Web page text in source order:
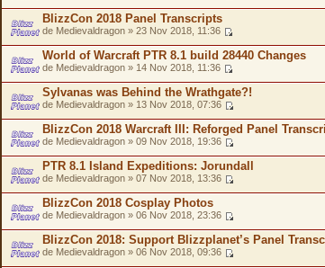
BlizzCon 2018 Panel Transcripts
de Medievaldragon » 23 Nov 2018, 11:36
World of Warcraft PTR 8.1 build 28440 Changes
de Medievaldragon » 14 Nov 2018, 11:36
Sylvanas was Behind the Wrathgate?!
de Medievaldragon » 13 Nov 2018, 07:36
BlizzCon 2018 Warcraft III: Reforged Panel
de Medievaldragon » 09 Nov 2018, 19:36
PTR 8.1 Island Expeditions: Jorundall
de Medievaldragon » 07 Nov 2018, 13:36
BlizzCon 2018 Cosplay Photos
de Medievaldragon » 06 Nov 2018, 23:36
BlizzCon 2018: Support Blizzplanet’s Panel
de Medievaldragon » 06 Nov 2018, 09:36